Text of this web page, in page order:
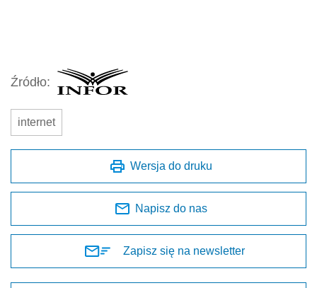
Źródło:
internet
Wersja do druku
Napisz do nas
Zapisz się na newsletter